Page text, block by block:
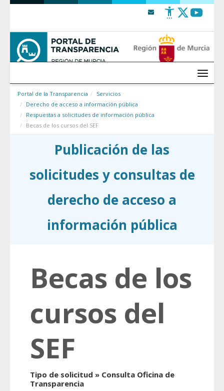
Saltar al contenido
Menú
Portal de la Transparencia
Servicios
Derecho de acceso a información pública
Respuestas a solicitudes de información pública
Becas de los cursos del SEF
Publicación de las
solicitudes y consultas de
derecho de acceso a
información pública
Becas de los
cursos del
SEF
Tipo de solicitud » Consulta Oficina de
Transparencia